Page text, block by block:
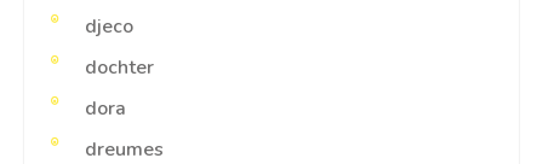
djeco
dochter
dora
dreumes